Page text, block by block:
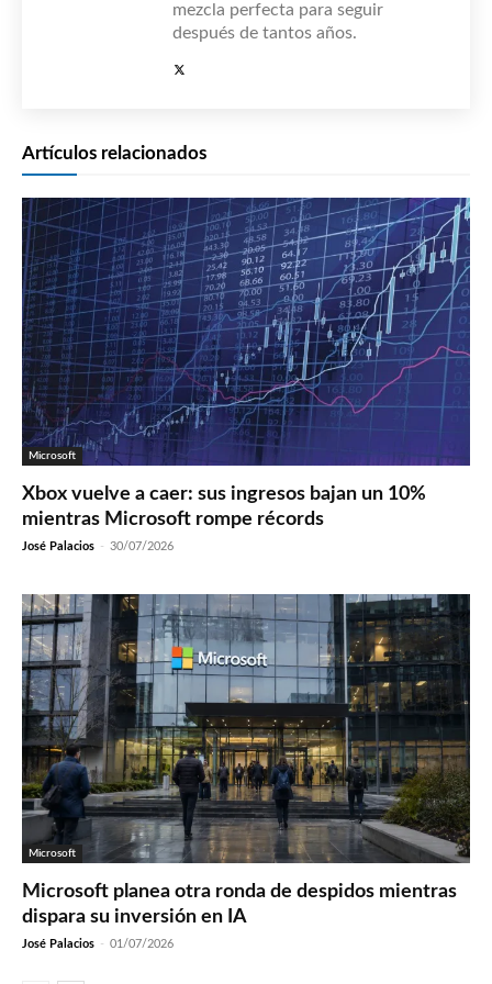
mezcla perfecta para seguir
después de tantos años.
Artículos relacionados
Microsoft
Xbox vuelve a caer: sus ingresos bajan un 10%
mientras Microsoft rompe récords
José Palacios - 30/07/2026
Microsoft
Microsoft planea otra ronda de despidos mientras
dispara su inversión en IA
José Palacios - 01/07/2026